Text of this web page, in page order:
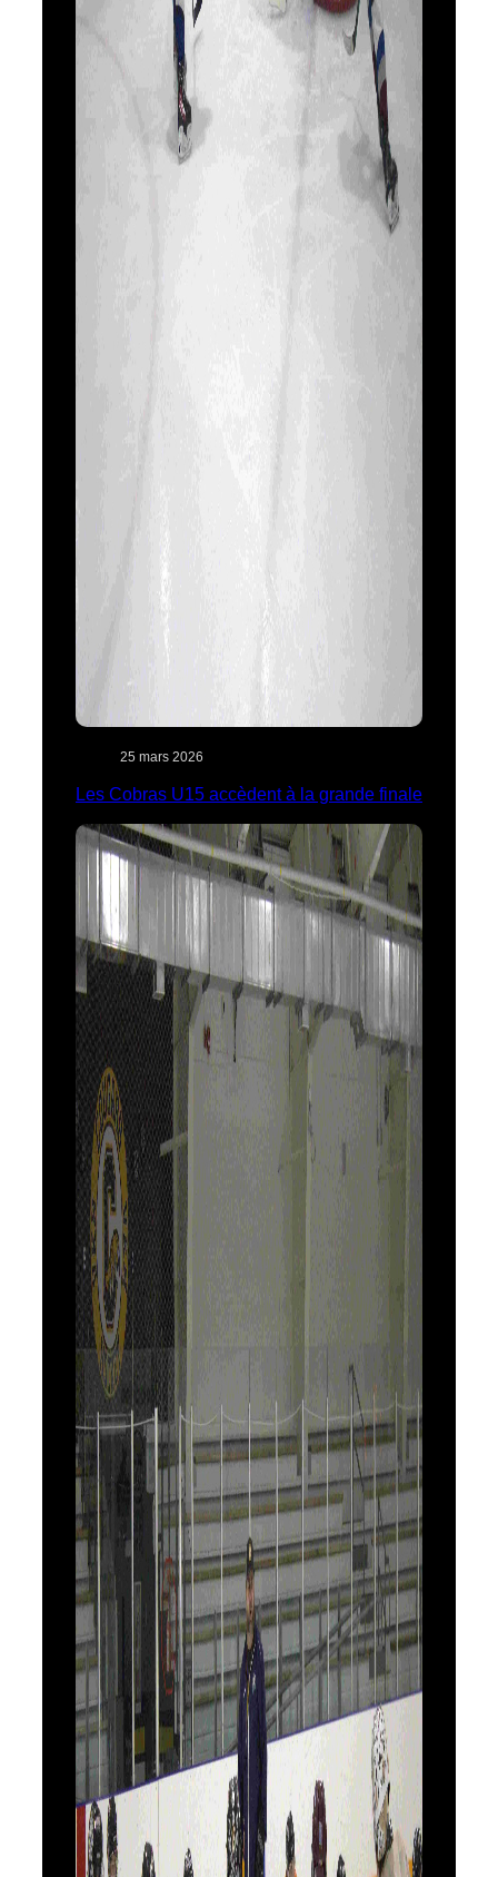
25 mars 2026
Les Cobras U15 accèdent à la grande finale